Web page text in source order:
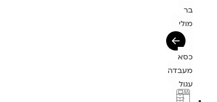
בר
מולי
כסא
מעבדה
עגול